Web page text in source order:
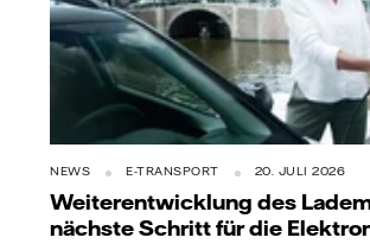
NEWS E-TRANSPORT 20. JULI 2026
Weiterentwicklung des
nächste Schritt für die